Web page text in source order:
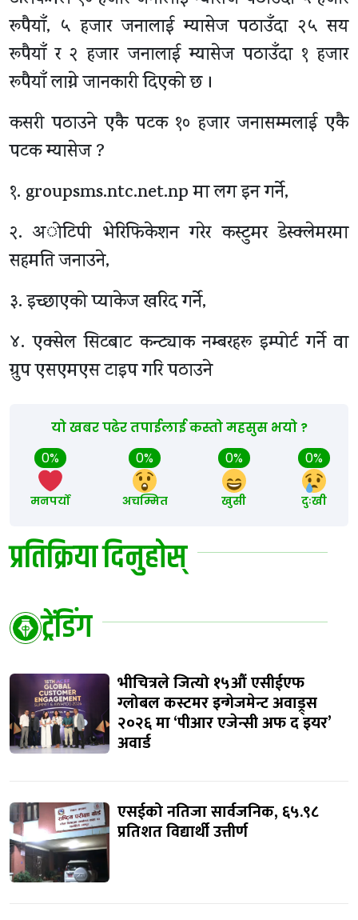
रूपैयाँ, ५ हजार जनालाई म्यासेज पठाउँदा २५ सय
रूपैयाँ र २ हजार जनालाई म्यासेज पठाउँदा १ हजार
रूपैयाँ लाग्ने जानकारी दिएको छ ।
कसरी पठाउने एकै पटक १० हजार जनासम्मलाई एकै
पटक म्यासेज ?
१. groupsms.ntc.net.np मा लग इन गर्ने,
२. अोटिपी भेरिफिकेशन गरेर कस्टुमर डेस्क्लेमरमा
सहमति जनाउने,
३. इच्छाएको प्याकेज खरिद गर्ने,
४. एक्सेल सिटबाट कन्ट्याक नम्बरहरू इम्पोर्ट गर्ने वा
ग्रुप एसएमएस टाइप गरि पठाउने
यो खबर पढेर तपाईलाई कस्तो महसुस भयो ?
0%
मनपर्यो
0%
अचम्मित
0%
खुसी
0%
दुःखी
प्रतिक्रिया दिनुहोस्
ट्रेंडिंग
भीचित्रले जित्यो १५औं एसीईएफ
ग्लोबल कस्टमर इन्गेजमेन्ट अवाड्र्स
२०२६ मा ‘पीआर एजेन्सी अफ द इयर’
अवार्ड
एसईको नतिजा सार्वजनिक, ६५.९८
प्रतिशत विद्यार्थी उत्तीर्ण